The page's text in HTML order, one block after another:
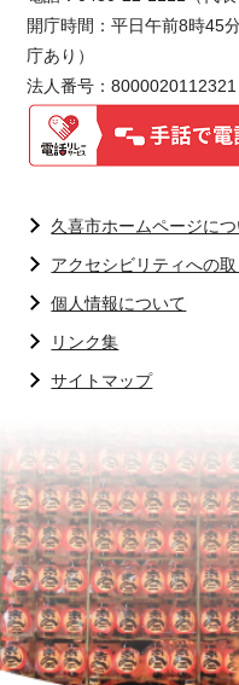
開庁時間：平日午前8時45
庁あり）
法人番号：8000020112321
久喜市ホームページに
アクセシビリティへの
個人情報について
リンク集
サイトマップ